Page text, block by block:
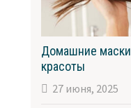
Домашние
красоты
27 июня, 2025